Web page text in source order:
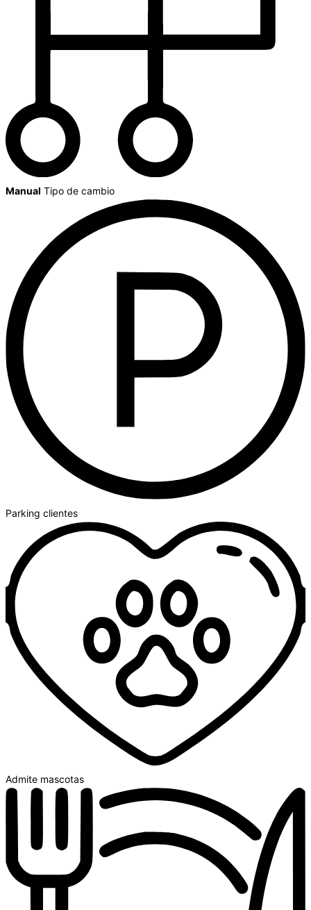
Manual Tipo de cambio
Parking clientes
Admite mascotas